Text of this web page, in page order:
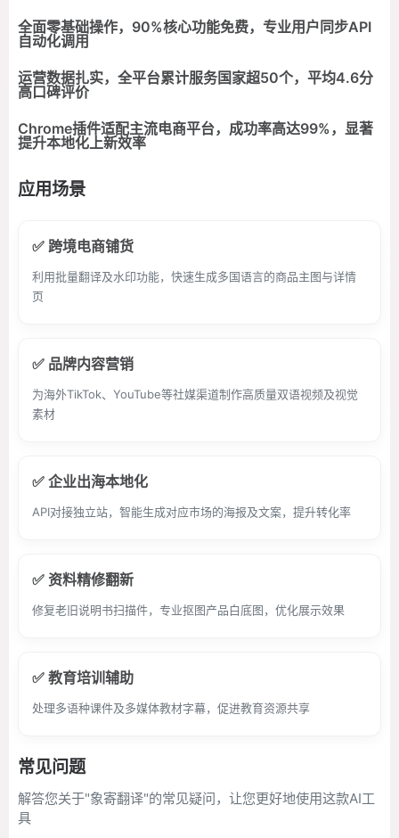
全面零基础操作，90%核心功能免费，专业用户同步API
自动化调用
运营数据扎实，全平台累计服务国家超50个，平均4.6分
高口碑评价
Chrome插件适配主流电商平台，成功率高达99%，显著
提升本地化上新效率
应用场景
✅ 跨境电商铺货
利用批量翻译及水印功能，快速生成多国语言的商品主图与详情
页
✅ 品牌内容营销
为海外TikTok、YouTube等社媒渠道制作高质量双语视频及视觉
素材
✅ 企业出海本地化
API对接独立站，智能生成对应市场的海报及文案，提升转化率
✅ 资料精修翻新
修复老旧说明书扫描件，专业抠图产品白底图，优化展示效果
✅ 教育培训辅助
处理多语种课件及多媒体教材字幕，促进教育资源共享
常见问题
解答您关于"象寄翻译"的常见疑问，让您更好地使用这款AI工
具